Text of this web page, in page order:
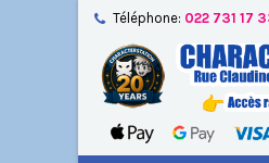
Téléphone: 022 731 17